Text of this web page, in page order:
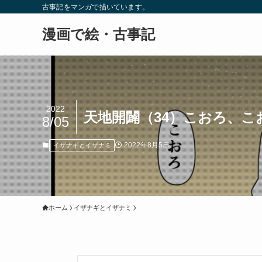
古事記をマンガで描いています。
漫画で絵・古事記
天地開闢（34）こおろ、こ
2022
8/05
イザナギとイザナミ 2022年8月5日
ホーム イザナギとイザナミ